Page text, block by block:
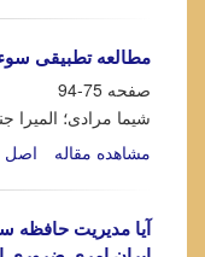
مطالعه تطبیقی
صفحه 75-94
شیما مرادی؛ المیرا
مشاهده مقاله
اصل
آیا مدیریت حافظه